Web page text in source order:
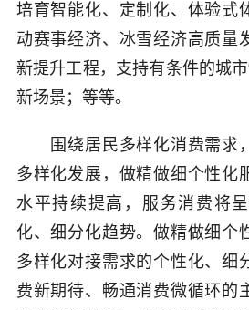
培育智能化、定制化、体验式
动赛事经济、冰雪经济高质量
新提升工程，支持有条件的城
新场景；等等。
围绕居民多样化消费需求
多样化发展，做精做细个性化
水平持续提高，服务消费将
化、细分化趋势。做精做细个
多样化对接需求的个性化、细
费新期待、畅通消费微循环的